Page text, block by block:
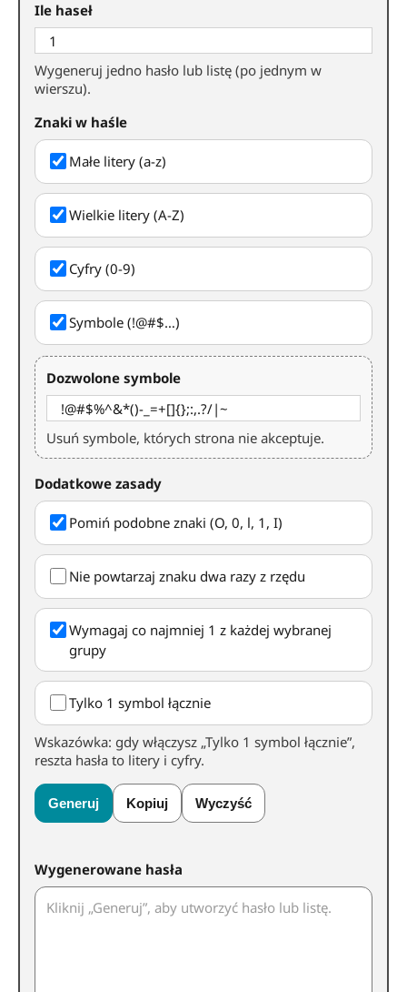
Ile haseł
Wygeneruj jedno hasło lub listę (po jednym w
wierszu).
Znaki w haśle
Małe litery (a-z)
Wielkie litery (A-Z)
Cyfry (0-9)
Symbole (!@#$…)
Dozwolone symbole
Usuń symbole, których strona nie akceptuje.
Dodatkowe zasady
Pomiń podobne znaki (O, 0, l, 1, I)
Nie powtarzaj znaku dwa razy z rzędu
Wymagaj co najmniej 1 z każdej wybranej
grupy
Tylko 1 symbol łącznie
Wskazówka: gdy włączysz „Tylko 1 symbol łącznie”,
reszta hasła to litery i cyfry.
Generuj Kopiuj Wyczyść
Wygenerowane hasła